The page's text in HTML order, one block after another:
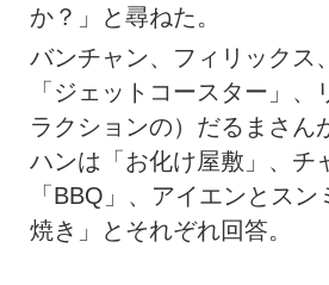
か？」と尋ねた。
バンチャン、フィリックス
「ジェットコースター」、
ラクションの）だるまさん
ハンは「お化け屋敷」、チ
「BBQ」、アイエンとス
焼き」とそれぞれ回答。